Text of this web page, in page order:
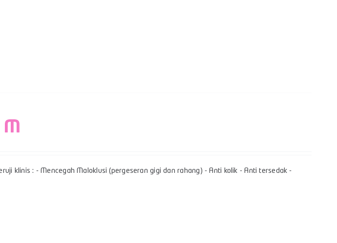
M
klinis : - Mencegah Maloklusi (pergeseran gigi dan rahang) - Anti kolik - Anti tersedak -